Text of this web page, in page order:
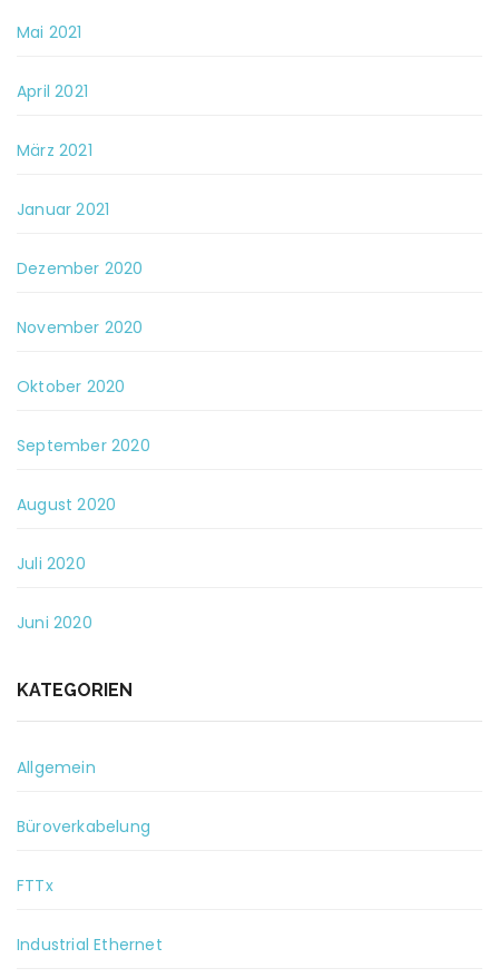
Mai 2021
April 2021
März 2021
Januar 2021
Dezember 2020
November 2020
Oktober 2020
September 2020
August 2020
Juli 2020
Juni 2020
KATEGORIEN
Allgemein
Büroverkabelung
FTTx
Industrial Ethernet